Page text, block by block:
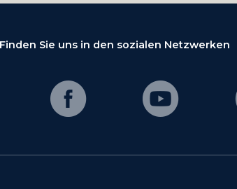
Finden Sie uns in den sozialen Netzwerken